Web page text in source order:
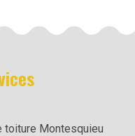
toiture Montesquieu